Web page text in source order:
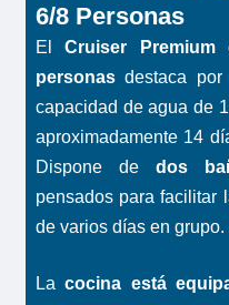
6/8 Personas
ElCruiser
personasdestaca por
capacidad de agua de
aproximadamente 14
Dispone de dos
pensados para facilitar
de varios días en grupo.
Lacocina está